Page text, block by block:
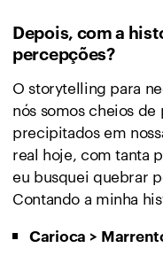
Depois, com a
percepções?
O storytelling para
nós somos cheios
precipitados em
real hoje, com tanta
eu busquei quebrar
Contando a minha
Carioca >